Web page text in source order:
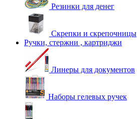
Резинки для денег
Скрепки и скрепочницы
Ручки, стержни , картриджи
Линеры для документов
Наборы гелевых ручек